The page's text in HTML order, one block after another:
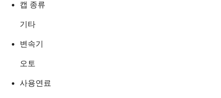
캡 종류
기타
변속기
오토
사용연료